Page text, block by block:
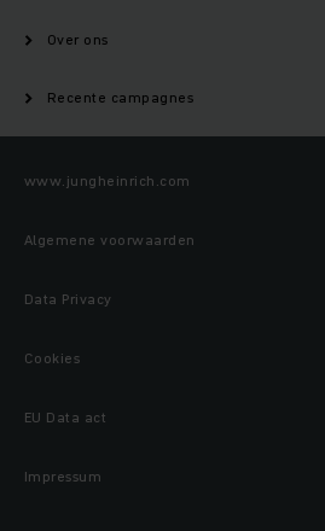
Over ons
Recente campagnes
www.jungheinrich.com
Algemene voorwaarden
Data Privacy
Cookies
EU Data act
Impressum